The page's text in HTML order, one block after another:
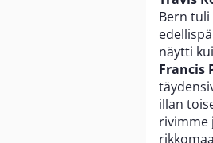
Bern
näytti
Francis
illan
rivimme